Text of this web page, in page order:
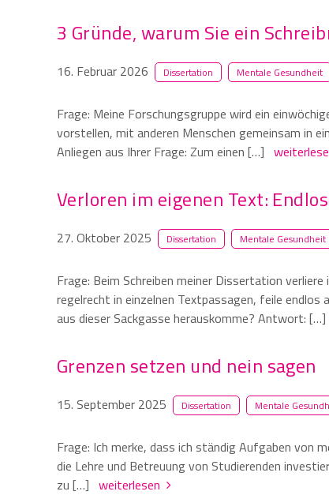
3 Gründe, warum Sie ein
16. Februar 2026 Dissertation Mentale Gesundheit
Frage: Meine Forschungsgruppe wird ein
vorstellen, mit anderen Menschen gemeinsam in
Anliegen aus Ihrer Frage: Zum einen […]
Verloren im eigenen Text:
27. Oktober 2025 Dissertation Mentale Gesundheit
Frage: Beim Schreiben meiner Dissertation
regelrecht in einzelnen Textpassagen, feile endlos
aus dieser Sackgasse herauskomme? Antwort: […]
Grenzen setzen und nein sagen
15. September 2025 Dissertation Mentale
Frage: Ich merke, dass ich ständig Aufgaben von
die Lehre und Betreuung von Studierenden
zu […] weiterlesen